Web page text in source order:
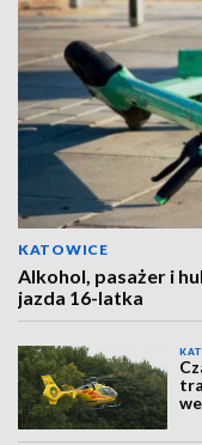
KATOWICE
Alkohol, pasażer i
jazda 16-latka